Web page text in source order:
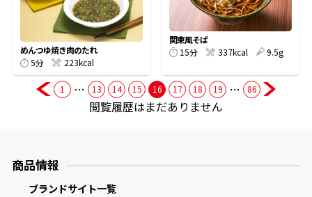
氷熟®︎
だしパック
めんつゆ焼き肉のたれ
5分
223kcal
関東風そば
15分
337kcal 9.5g
1 … 13 14 15 16 17 18 19 … 86
閲覧履歴はまだありません
商品情報
ブランドサイト一覧